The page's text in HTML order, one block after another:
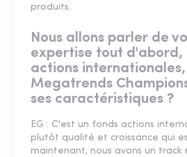
produits.
Nous allons parler de
expertise tout d'abord,
actions
Megatrends
ses caractéristiques ?
EG : C'est un fonds actions
plutôt qualité et croissance qui
maintenant, nous avons un track